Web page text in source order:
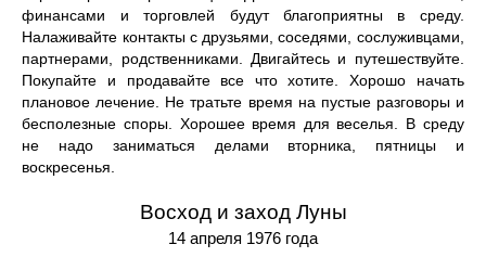
финансами и торговлей будут благоприятны в среду.
Налаживайте контакты с друзьями, соседями, сослуживцами,
партнерами, родственниками. Двигайтесь и путешествуйте.
Покупайте и продавайте все что хотите. Хорошо начать
плановое лечение. Не тратьте время на пустые разговоры и
бесполезные споры. Хорошее время для веселья. В среду
не надо заниматься делами вторника, пятницы и
воскресенья.
Восход и заход Луны
14 апреля 1976 года